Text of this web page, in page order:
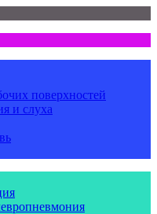
поверхностей
и слуха